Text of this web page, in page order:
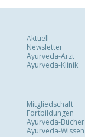
Aktuell
Newsletter
Ayurveda-Arzt
Ayurveda-Klinik
Mitgliedschaft
Fortbildungen
Ayurveda-Bücher
Ayurveda-Wissen